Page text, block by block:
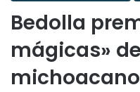
Bedolla
mágicas»